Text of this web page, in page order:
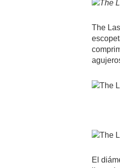
The
El